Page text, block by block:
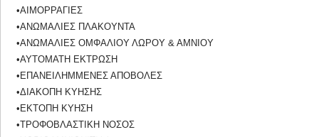
•ΑΙΜΟΡΡΑΓΙΕΣ
•ΑΝΩΜΑΛΙΕΣ ΠΛΑΚΟΥΝΤΑ
•ΑΝΩΜΑΛΙΕΣ ΟΜΦΑΛΙΟΥ ΛΩΡΟΥ & ΑΜΝΙΟΥ
•ΑΥΤΟΜΑΤΗ ΕΚΤΡΩΣΗ
•ΕΠΑΝΕΙΛΗΜΜΕΝΕΣ ΑΠΟΒΟΛΕΣ
•ΔΙΑΚΟΠΗ ΚΥΗΣΗΣ
•ΕΚΤΟΠΗ ΚΥΗΣΗ
•ΤΡΟΦΟΒΛΑΣΤΙΚΗ ΝΟΣΟΣ